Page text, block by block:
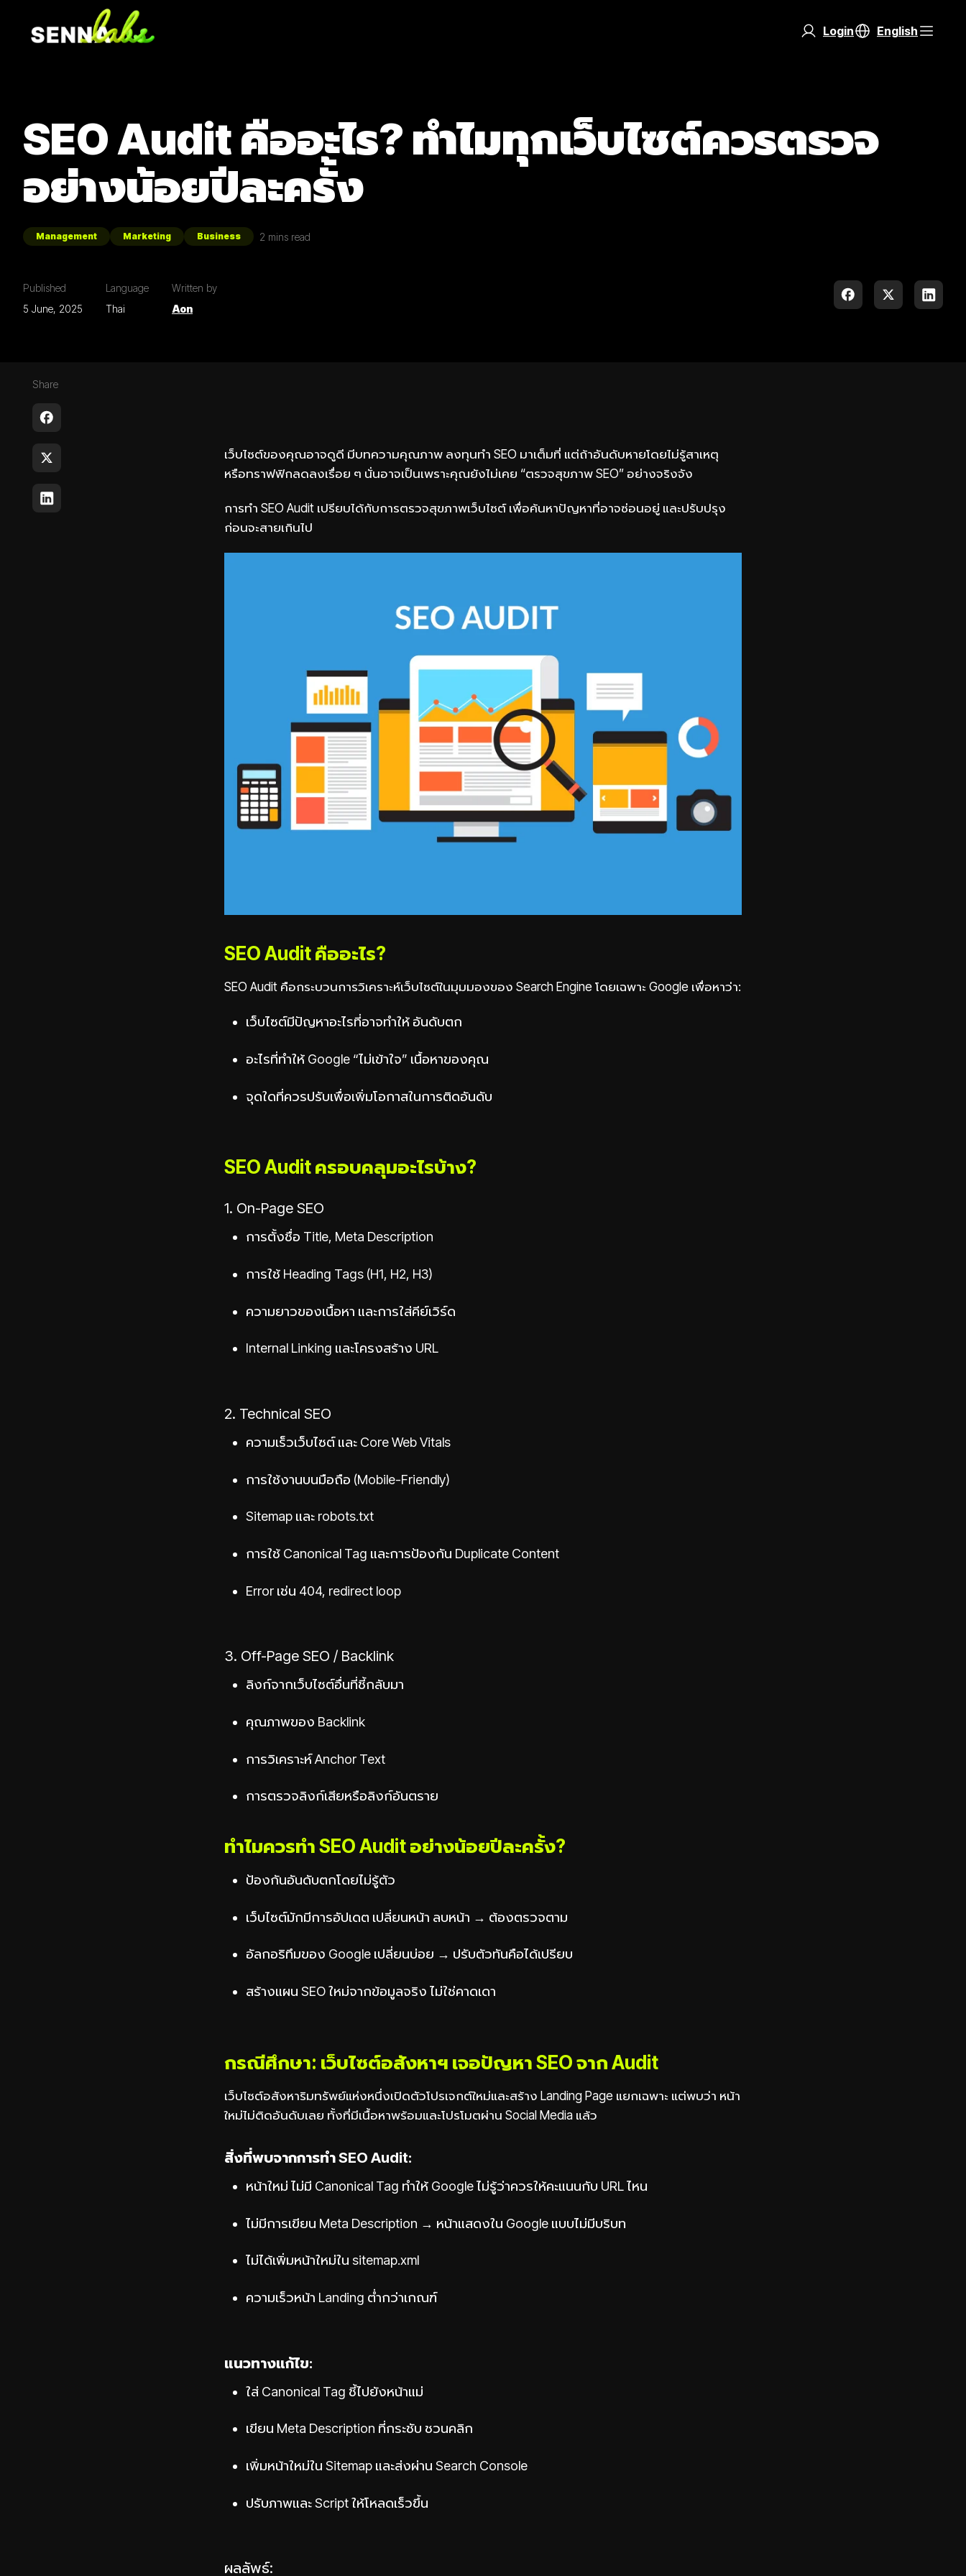
Login English
SEO Audit คืออะไร? ทำไมทุกเว็บไซต์ควรตรวจ
อย่างน้อยปีละครั้ง
Management Marketing Business 2 mins read
Published
5 June, 2025
Language
Thai
Written by
Aon
Share
เว็บไซต์ของคุณอาจดูดี มีบทความคุณภาพ ลงทุนทำ SEO มาเต็มที่ แต่ถ้าอันดับหายโดยไม่รู้สาเหตุ
หรือทราฟฟิกลดลงเรื่อย ๆ นั่นอาจเป็นเพราะคุณยังไม่เคย “ตรวจสุขภาพ SEO” อย่างจริงจัง
การทำ SEO Audit เปรียบได้กับการตรวจสุขภาพเว็บไซต์ เพื่อค้นหาปัญหาที่อาจซ่อนอยู่ และปรับปรุง
ก่อนจะสายเกินไป
SEO Audit คืออะไร?
SEO Audit คือกระบวนการวิเคราะห์เว็บไซต์ในมุมมองของ Search Engine โดยเฉพาะ Google เพื่อหาว่า:
เว็บไซต์มีปัญหาอะไรที่อาจทำให้ อันดับตก
อะไรที่ทำให้ Google “ไม่เข้าใจ” เนื้อหาของคุณ
จุดใดที่ควรปรับเพื่อเพิ่มโอกาสในการติดอันดับ
SEO Audit ครอบคลุมอะไรบ้าง?
1. On-Page SEO
การตั้งชื่อ Title, Meta Description
การใช้ Heading Tags (H1, H2, H3)
ความยาวของเนื้อหา และการใส่คีย์เวิร์ด
Internal Linking และโครงสร้าง URL
2. Technical SEO
ความเร็วเว็บไซต์ และ Core Web Vitals
การใช้งานบนมือถือ (Mobile-Friendly)
Sitemap และ robots.txt
การใช้ Canonical Tag และการป้องกัน Duplicate Content
Error เช่น 404, redirect loop
3. Off-Page SEO / Backlink
ลิงก์จากเว็บไซต์อื่นที่ชี้กลับมา
คุณภาพของ Backlink
การวิเคราะห์ Anchor Text
การตรวจลิงก์เสียหรือลิงก์อันตราย
ทำไมควรทำ SEO Audit อย่างน้อยปีละครั้ง?
ป้องกันอันดับตกโดยไม่รู้ตัว
เว็บไซต์มักมีการอัปเดต เปลี่ยนหน้า ลบหน้า → ต้องตรวจตาม
อัลกอริทึมของ Google เปลี่ยนบ่อย → ปรับตัวทันคือได้เปรียบ
สร้างแผน SEO ใหม่จากข้อมูลจริง ไม่ใช่คาดเดา
กรณีศึกษา: เว็บไซต์อสังหาฯ เจอปัญหา SEO จาก Audit
เว็บไซต์อสังหาริมทรัพย์แห่งหนึ่งเปิดตัวโปรเจกต์ใหม่และสร้าง Landing Page แยกเฉพาะ แต่พบว่า หน้า
ใหม่ไม่ติดอันดับเลย ทั้งที่มีเนื้อหาพร้อมและโปรโมตผ่าน Social Media แล้ว
สิ่งที่พบจากการทำ SEO Audit:
หน้าใหม่ ไม่มี Canonical Tag ทำให้ Google ไม่รู้ว่าควรให้คะแนนกับ URL ไหน
ไม่มีการเขียน Meta Description → หน้าแสดงใน Google แบบไม่มีบริบท
ไม่ได้เพิ่มหน้าใหม่ใน sitemap.xml
ความเร็วหน้า Landing ต่ำกว่าเกณฑ์
แนวทางแก้ไข:
ใส่ Canonical Tag ชี้ไปยังหน้าแม่
เขียน Meta Description ที่กระชับ ชวนคลิก
เพิ่มหน้าใหม่ใน Sitemap และส่งผ่าน Search Console
ปรับภาพและ Script ให้โหลดเร็วขึ้น
ผลลัพธ์: